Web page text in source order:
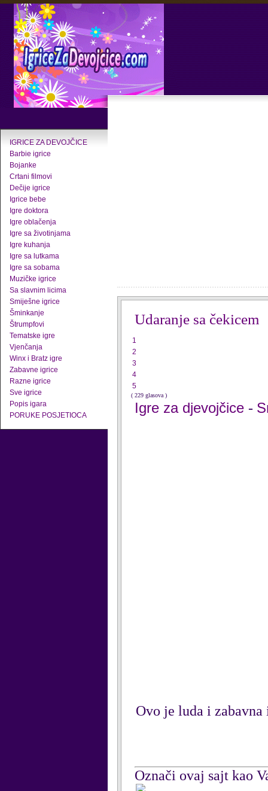
IGRICE ZA DEVOJČICE
Barbie igrice
Bojanke
Crtani filmovi
Dečije igrice
Igrice bebe
Igre doktora
Igre oblačenja
Igre sa životinjama
Igre kuhanja
Igre sa lutkama
Igre sa sobama
Muzičke igrice
Sa slavnim licima
Smiješne igrice
Šminkanje
Štrumpfovi
Tematske igre
Vjenčanja
Winx i Bratz igre
Zabavne igrice
Razne igrice
Sve igrice
Popis igara
PORUKE POSJETIOCA
Udaranje sa čekicem
1
2
3
4
5
( 229 glasova )
Igre za djevojčice -
Ovo je luda i
Označi ovaj sajt kao